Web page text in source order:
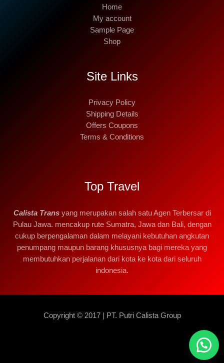
Home
My account
Sample Page
Shop
Site Links
Privacy Policy
Shipping Details
Offers Coupons
Terms & Conditions
Top Travel
Calista Transyang merupakan salah satu Agen Terbersar di
Pulau Jawa. mencakup rute Sumatra, Jawa dan Bali, dengan
cukup berpengalaman dalam melayani kebutuhan angkutan
penumpang maupun barang khususnya bagi mereka yang
membutuhkan perjalanan dari kota ke kota dari seluruh
indonesia.
Copyright © 2017 | PT. Putri Calista Group